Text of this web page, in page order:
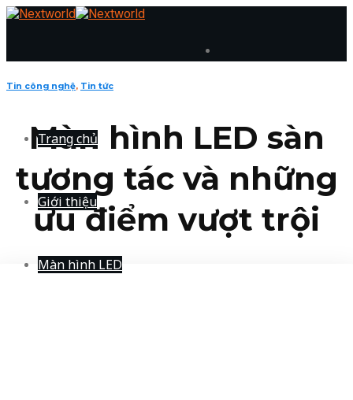
Skip
Trang chủ
Giới thiệu
Màn hình LED
Tin công nghệ, Tin tức
Màn hình LED sàn
tương tác và những
ưu điểm vượt trội